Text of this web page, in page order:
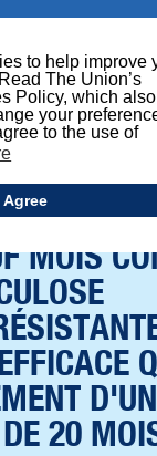
to help improve
The Union’s
Policy, which also
your
to the use of
Agree
STREAM
QU'UN
MOIS
20